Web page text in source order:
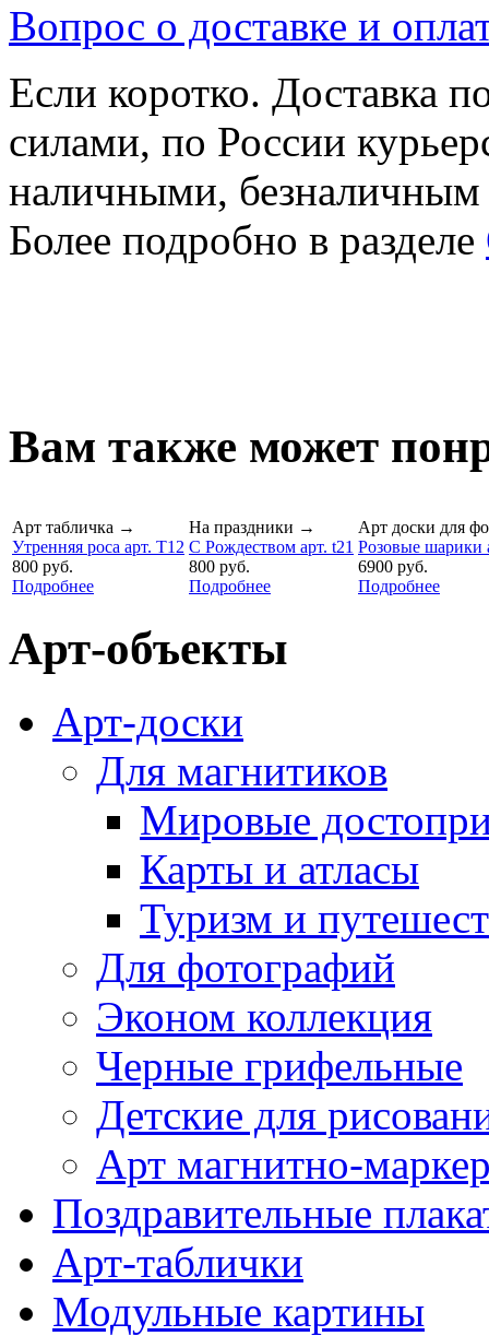
Вопрос о доставке и
Если коротко. Доставка
силами, по России
наличными,
Более подробно в разделе
Вам также может
Арт табличка →
Утренняя роса арт. T12
800 руб.
Подробнее
На праздники →
С Рождеством арт. t21
800 руб.
Подробнее
Арт доски для
Розовые шарики
6900 руб.
Подробнее
Арт-объекты
Арт-доски
Для магнитиков
Мировые
Карты и атласы
Туризм и
Для фотографий
Эконом коллекция
Черные грифельные
Детские для
Арт магнитно-
Поздравительные
Арт-таблички
Модульные картины